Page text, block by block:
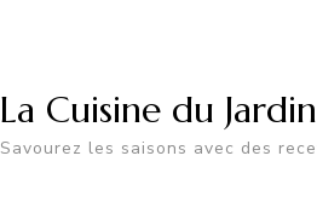
La Cuisine du
Savourez les saisons avec des